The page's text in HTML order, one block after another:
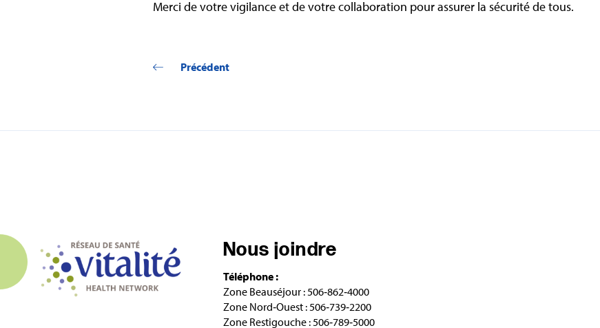
Merci de votre vigilance et de votre collaboration pour assurer la sécurité de tous.
Précédent
Nous joindre
Téléphone :
Zone Beauséjour : 506‑862‑4000
Zone Nord‑Ouest : 506‑739‑2200
Zone Restigouche : 506‑789‑5000